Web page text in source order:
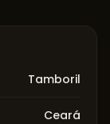
Tamboril
Ceará